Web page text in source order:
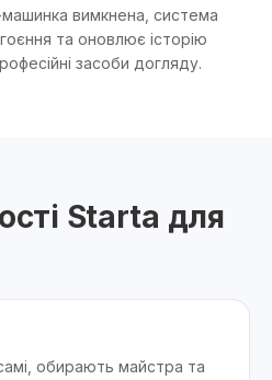
машинка вимкнена, система
та оновлює історію
засоби догляду.
Starta для
обирають майстра та